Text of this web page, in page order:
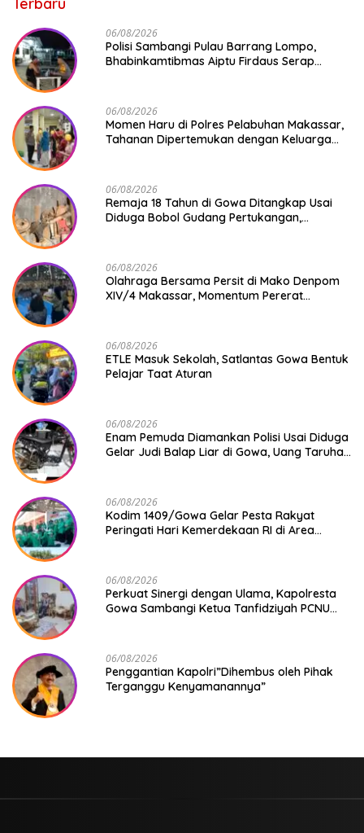
06/08/2026
Polisi Sambangi Pulau Barrang Lompo,
Bhabinkamtibmas Aiptu Firdaus Serap
06/08/2026
Momen Haru di Polres Pelabuhan Makassar,
Tahanan Dipertemukan dengan Keluarga
06/08/2026
Remaja 18 Tahun di Gowa Ditangkap Usai
Diduga Bobol Gudang Pertukangan,
06/08/2026
Olahraga Bersama Persit di Mako Denpom
XIV/4 Makassar, Momentum Pererat
06/08/2026
ETLE Masuk Sekolah, Satlantas Gowa Bentuk
Pelajar Taat Aturan
06/08/2026
Enam Pemuda Diamankan Polisi Usai Diduga
Gelar Judi Balap Liar di Gowa, Uang Taruhan
06/08/2026
Kodim 1409/Gowa Gelar Pesta Rakyat
Peringati Hari Kemerdekaan RI di Area
06/08/2026
Perkuat Sinergi dengan Ulama, Kapolresta
Gowa Sambangi Ketua Tanfidziyah PCNU
06/08/2026
Penggantian Kapolri”Dihembus oleh Pihak
Terganggu Kenyamanannya”